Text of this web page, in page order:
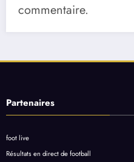
commentaire.
Partenaires
foot live
Résultats en direct de football